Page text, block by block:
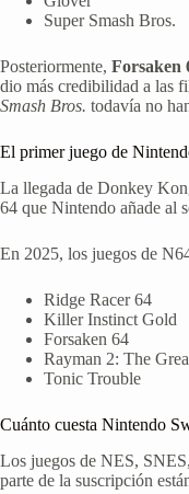
Super Smash Bros.
Posteriormente, Forsaken
dio más credibilidad a las
Smash Bros. todavía no
El primer juego de
La llegada de Donkey
64 que Nintendo añade al
En 2025, los juegos de
Ridge Racer 64
Killer Instinct Gold
Forsaken 64
Rayman 2: The
Tonic Trouble
Cuánto cuesta Nintendo
Los juegos de NES,
parte de la suscripción